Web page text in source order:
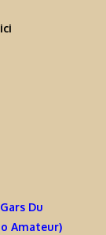
Du
Amateur)